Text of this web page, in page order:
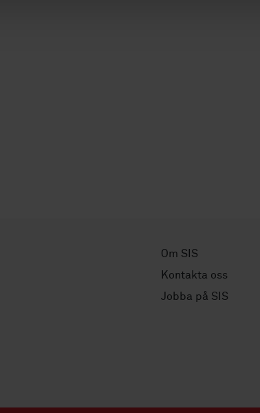
Om SIS
Kontakta oss
Jobba på SIS